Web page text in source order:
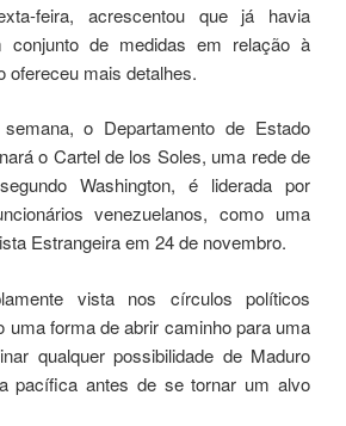
feira, acrescentou que já havia
conjunto de medidas em relação à
ofereceu mais detalhes.
o Departamento de Estado
o Cartel de los Soles, uma rede de
Washington, é liderada por
venezuelanos, como uma
Estrangeira em 24 de novembro.
vista nos círculos políticos
uma forma de abrir caminho para uma
qualquer possibilidade de Maduro
pacífica antes de se tornar um alvo